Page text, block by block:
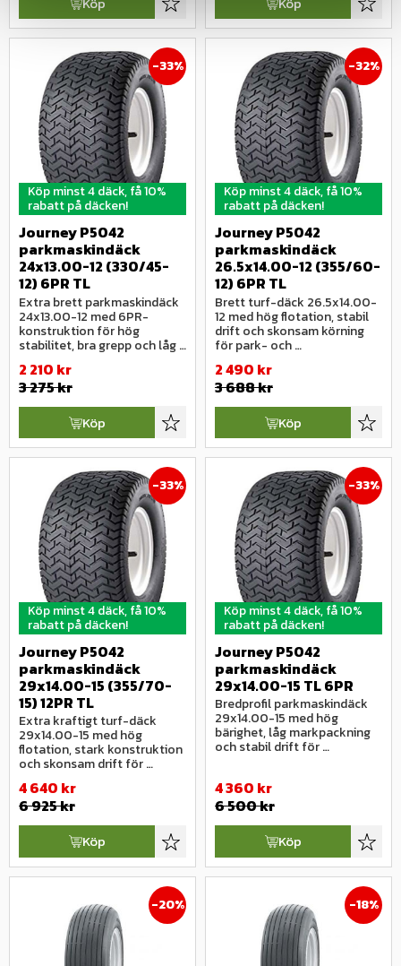
Lägg till i favoriter Lägg
Köp minst 4 däck, få 10%
rabatt på däcken!
Journey P5042
parkmaskindäck
24x13.00-12 (330/45-
12) 6PR TL
Extra brett parkmaskindäck
24x13.00-12 med 6PR-
konstruktion för hög
stabilitet, bra grepp och låg
2 210 kr
3 275kr
33%
Lägg till i favoriter
Köp
Köp minst 4 däck, få 10%
rabatt på däcken!
Journey P5042
parkmaskindäck
26.5x14.00-12 (355/60-
12) 6PR TL
Brett turf-däck 26.5x14.00-
12 med hög flotation, stabil
drift och skonsam körning
för park- och
2 490 kr
3 688kr
32%
Lägg
Köp
Köp minst 4 däck, få 10%
rabatt på däcken!
Journey P5042
parkmaskindäck
29x14.00-15 (355/70-
15) 12PR TL
Extra kraftigt turf-däck
29x14.00-15 med hög
flotation, stark konstruktion
och skonsam drift för
professionella park- och
grönytemaskiner.
4 640 kr
6 925kr
33%
Lägg till i favoriter
Köp
Köp minst 4 däck, få 10%
rabatt på däcken!
Journey P5042
parkmaskindäck
29x14.00-15 TL 6PR
Bredprofil parkmaskindäck
29x14.00-15 med hög
bärighet, låg markpackning
och stabil drift för
4 360 kr
6 500kr
33%
Lägg
Köp
20% 18%